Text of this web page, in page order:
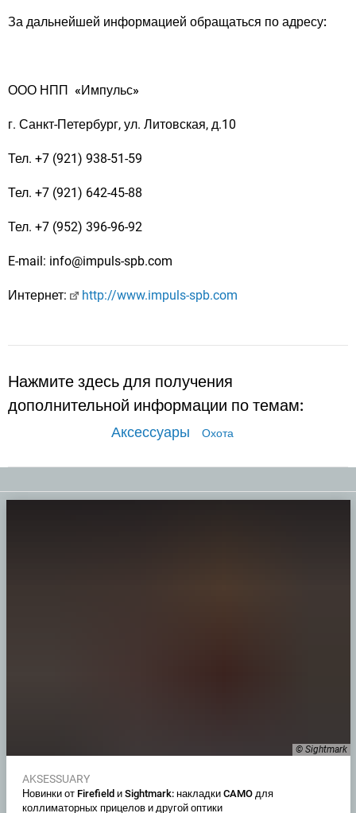
За дальнейшей информацией обращаться по адресу:
ООО НПП «Импульс»
г. Санкт-Петербург, ул. Литовская, д.10
Тел. +7 (921) 938-51-59
Тел. +7 (921) 642-45-88
Тел. +7 (952) 396-96-92
E-mail: info@impuls-spb.com
Интернет: http://www.impuls-spb.com
Нажмите здесь для получения
дополнительной информации по темам:
Аксессуары Охота
© Sightmark
AKSESSUARY
Новинки от Firefield и Sightmark: накладки CAMO для
коллиматорных прицелов и другой оптики